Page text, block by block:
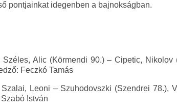
pontjainkat idegenben a bajnokságban.
Alic (Körmendi 90.) – Cipetic, Nikolov
Feczkó Tamás
Leoni – Szuhodovszki (Szendrei 78.),
István